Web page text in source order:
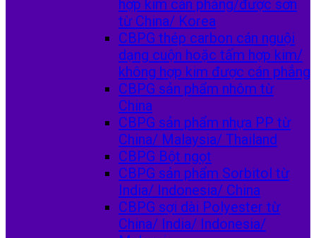
hợp kim cán phẳng/được sơn
từ China/ Korea
CBPG thép carbon cán nguội
dạng cuộn hoặc tấm hợp kim/
không hợp kim được cán phẳng
CBPG sản phẩm nhôm từ
China
CBPG sản phẩm nhựa PP từ
China/ Malaysia/ Thailand
CBPG Bột ngọt
CBPG sản phẩm Sorbitol từ
India/ Indonesia/ China
CBPG sợi dài Polyester từ
China/ India/ Indonesia/